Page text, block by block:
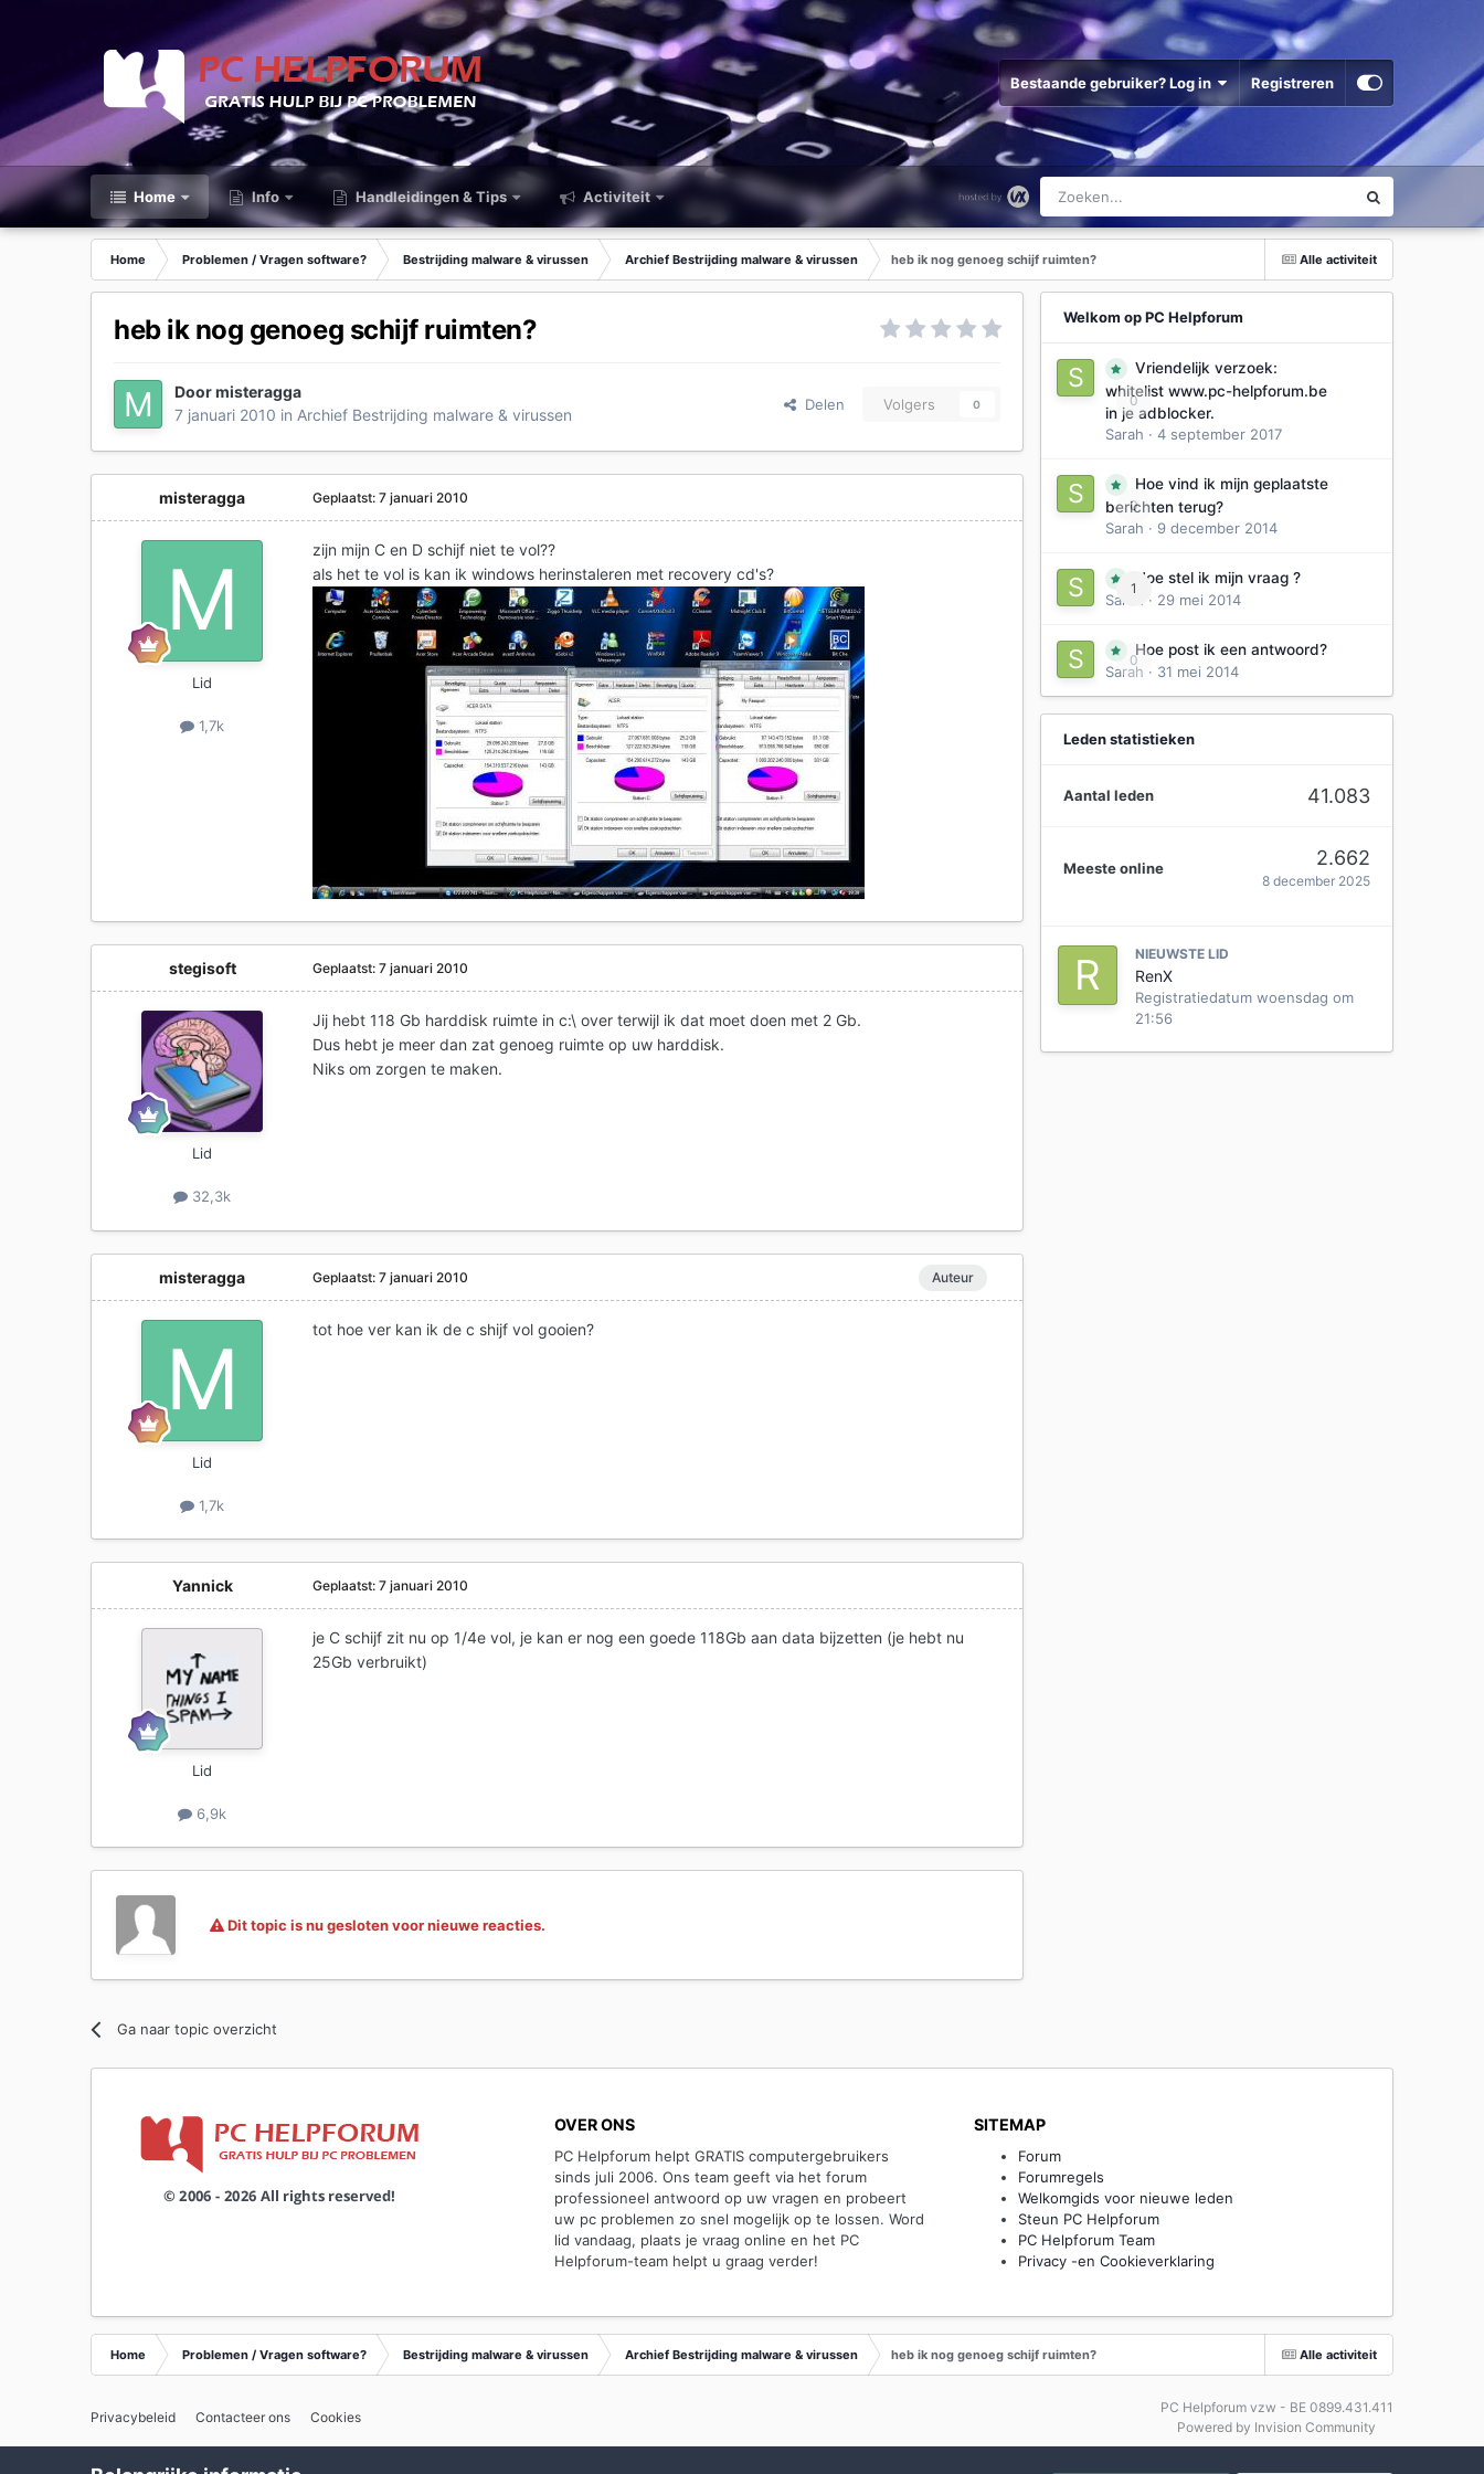
Bestaande gebruiker? Log in Registreren
Home Info Handleidingen & Tips Activiteit
Alle activiteit
Home Problemen / Vragen software? Bestrijding malware & virussen Archief Bestrijding malware & virussen heb ik nog genoeg schijf ruimten?
heb ik nog genoeg schijf ruimten?
Doormisteragga
7 januari 2010 in Archief Bestrijding malware & virussen
Delen Volgers 0
misteragga
Lid
1,7k
Geplaatst:7 januari 2010
zijn mijn C en D schijf niet te vol??
als het te vol is kan ik windows herinstaleren met recovery cd's?
stegisoft
Lid
32,3k
Geplaatst:7 januari 2010
Jij hebt 118 Gb harddisk ruimte in c:\ over terwijl ik dat moet doen met 2 Gb.
Dus hebt je meer dan zat genoeg ruimte op uw harddisk.
Niks om zorgen te maken.
misteragga
Lid
1,7k
Auteur
Geplaatst:7 januari 2010
tot hoe ver kan ik de c shijf vol gooien?
Yannick
Lid
6,9k
Geplaatst:7 januari 2010
je C schijf zit nu op 1/4e vol, je kan er nog een goede 118Gb aan data bijzetten (je hebt nu
25Gb verbruikt)
Dit topic is nu gesloten voor nieuwe reacties.
Ga naar topic overzicht
Welkom op PC Helpforum
0
Vriendelijk verzoek:
whitelist www.pc-helpforum.be
in je adblocker.
Sarah · 4 september 2017
0
Hoe vind ik mijn geplaatste
berichten terug?
Sarah · 9 december 2014
1
Hoe stel ik mijn vraag ?
Sarah
· 29 mei 2014
0
Hoe post ik een antwoord?
Sarah · 31 mei 2014
Leden statistieken
Aantal leden 41.083
Meeste online 2.662
8 december 2025
NIEUWSTE LID
RenX
Registratiedatum woensdag om
21:56
OVER ONS
PC Helpforum helpt GRATIS computergebruikers
sinds juli 2006. Ons team geeft via het forum
professioneel antwoord op uw vragen en probeert
uw pc problemen zo snel mogelijk op te lossen. Word
lid vandaag, plaats je vraag online en het PC
Helpforum-team helpt u graag verder!
SITEMAP
Forum
Forumregels
Welkomgids voor nieuwe leden
Steun PC Helpforum
PC Helpforum Team
Privacy -en Cookieverklaring
Alle activiteit
Home Problemen / Vragen software? Bestrijding malware & virussen Archief Bestrijding malware & virussen heb ik nog genoeg schijf ruimten?
Privacybeleid Contacteer ons Cookies
PC Helpforum vzw - BE 0899.431.411
Powered by Invision Community